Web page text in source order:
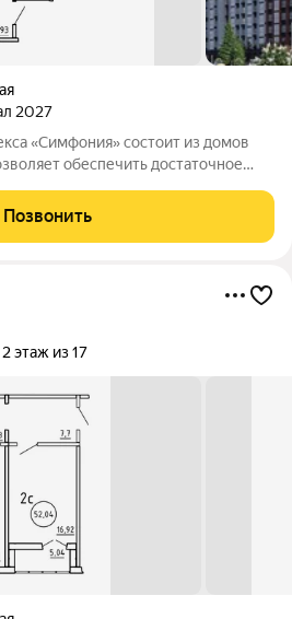
2027
«Симфония» состоит из домов
обеспечить достаточное
с уже готовой базовой
ЖК
Позвонить
2 этаж из 17